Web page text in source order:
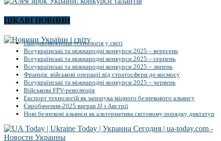
ЦІКАВІ НОВИНИ
Найдивовижніша технологія у світі
Всеукраїнські та міжнародні конкурси 2025 – вересень
Всеукраїнські та міжнародні конкурси 2025 – серпень
Всеукраїнські та міжнародні конкурси 2025 – липень
Франція: військові операції від стратосфери до космосу
Всеукраїнські та міжнародні конкурси 2025 – червень
Військова FPV-революція
Експорт технологій як запорука міцного безпекового альянсу
Євробачення-2025 виграв JJ з Австрії
Нові безпекові альянси як альтернатива світовому порядку диктатур